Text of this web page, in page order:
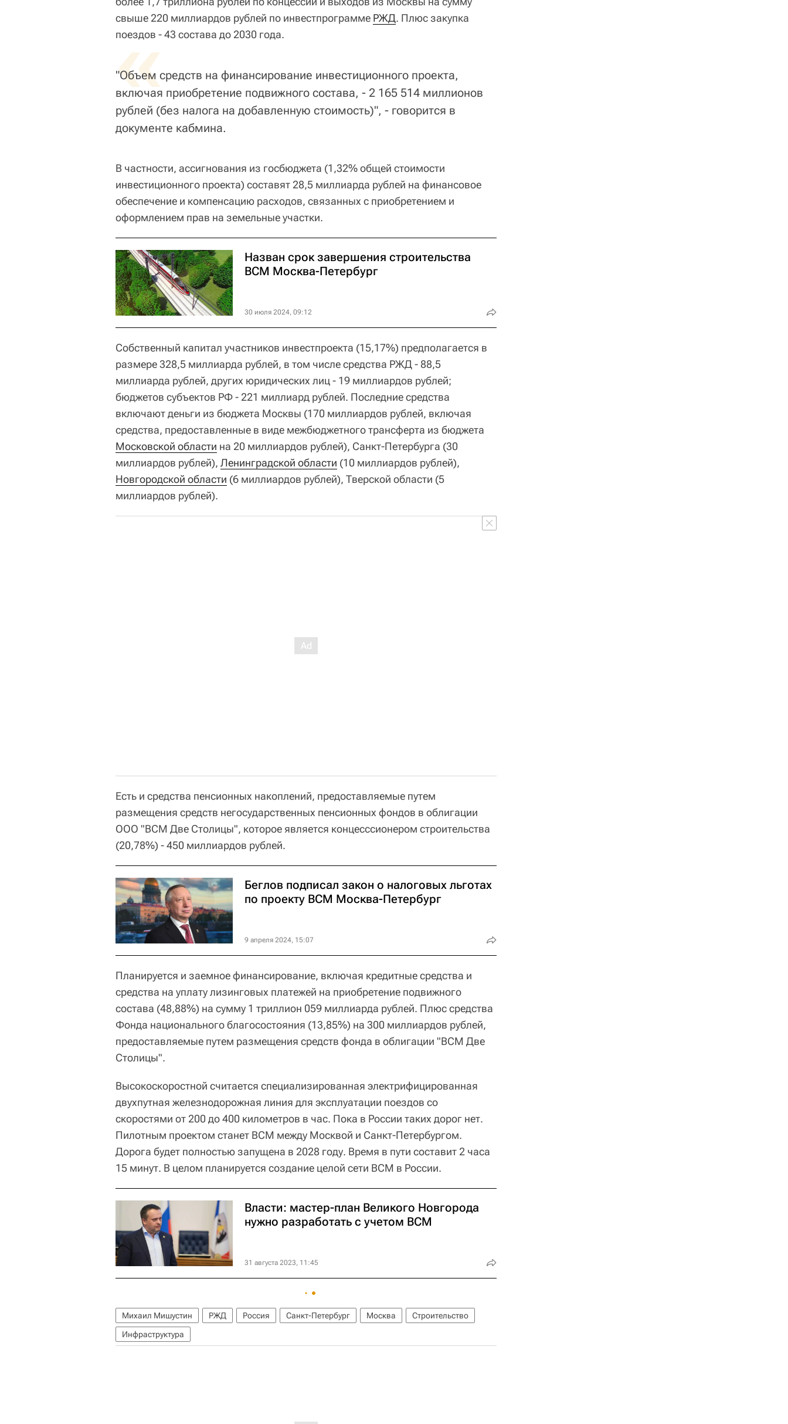
свыше 220 миллиардов рублей по инвестпрограмме РЖД. Плюс закупка
поездов - 43 состава до 2030 года.
«
"Объем средств на финансирование инвестиционного проекта,
включая приобретение подвижного состава, - 2 165 514 миллионов
рублей (без налога на добавленную стоимость)", - говорится в
документе кабмина.
В частности, ассигнования из госбюджета (1,32% общей стоимости
инвестиционного проекта) составят 28,5 миллиарда рублей на финансовое
обеспечение и компенсацию расходов, связанных с приобретением и
оформлением прав на земельные участки.
Назван срок завершения строительства
ВСМ Москва-Петербург
30 июля 2024, 09:12
Собственный капитал участников инвестпроекта (15,17%) предполагается в
размере 328,5 миллиарда рублей, в том числе средства РЖД - 88,5
миллиарда рублей, других юридических лиц - 19 миллиардов рублей;
бюджетов субъектов РФ - 221 миллиард рублей. Последние средства
включают деньги из бюджета Москвы (170 миллиардов рублей, включая
средства, предоставленные в виде межбюджетного трансферта из бюджета
Московской области на 20 миллиардов рублей), Санкт-Петербурга (30
миллиардов рублей), Ленинградской области (10 миллиардов рублей),
Новгородской области (6 миллиардов рублей), Тверской области (5
миллиардов рублей).
Есть и средства пенсионных накоплений, предоставляемые путем
размещения средств негосударственных пенсионных фондов в облигации
ООО "ВСМ Две Столицы", которое является концесссионером строительства
(20,78%) - 450 миллиардов рублей.
Беглов подписал закон о налоговых льготах
по проекту ВСМ Москва-Петербург
9 апреля 2024, 15:07
Планируется и заемное финансирование, включая кредитные средства и
средства на уплату лизинговых платежей на приобретение подвижного
состава (48,88%) на сумму 1 триллион 059 миллиарда рублей. Плюс средства
Фонда национального благосостояния (13,85%) на 300 миллиардов рублей,
предоставляемые путем размещения средств фонда в облигации "ВСМ Две
Столицы".
Высокоскоростной считается специализированная электрифицированная
двухпутная железнодорожная линия для эксплуатации поездов со
скоростями от 200 до 400 километров в час. Пока в России таких дорог нет.
Пилотным проектом станет ВСМ между Москвой и Санкт-Петербургом.
Дорога будет полностью запущена в 2028 году. Время в пути составит 2 часа
15 минут. В целом планируется создание целой сети ВСМ в России.
Власти: мастер-план Великого Новгорода
нужно разработать с учетом ВСМ
31 августа 2023, 11:45
Михаил Мишустин РЖД Россия Санкт-Петербург Москва
Строительство
Инфраструктура